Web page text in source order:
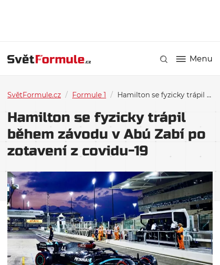
Menu
SvětFormule.cz / Formule 1 / Hamilton se fyzicky trápil během závodu v Abú Zabí po zotavení z covidu-19
Hamilton se fyzicky trápil
během závodu v Abú Zabí po
zotavení z covidu-19